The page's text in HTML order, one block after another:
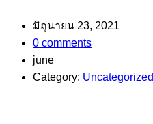
มิถุนายน 23, 2021
0 comments
june
Category: Uncategorized